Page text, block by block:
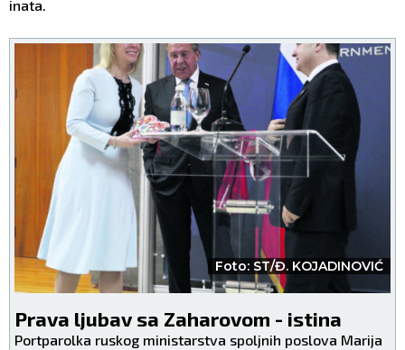
inata.
Foto: ST/Đ. KOJADINOVIĆ
Prava ljubav sa Zaharovom - istina
Portparolka ruskog ministarstva spoljnih poslova Marija